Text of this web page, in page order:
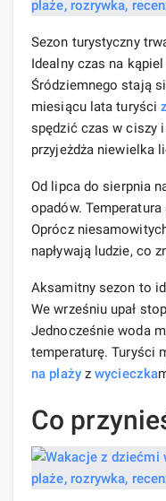
Sezon turystyczny
Idealny czas na
Śródziemnego stają
miesiącu lata turyści
spędzić czas w ciszy
przyjeżdża niewielka
Od lipca do sierpnia
opadów.
Oprócz
napływają ludzie, co
Aksamitny sezon to
We wrześniu upał
Jednocześnie woda
temperaturę. Turyści
na plażyzwycieczka
Co